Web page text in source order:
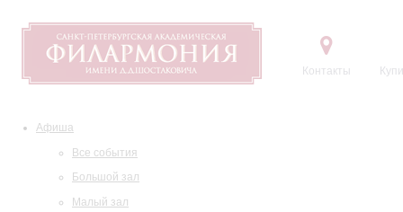
Контакты
Афиша
Все события
Большой зал
Малый зал